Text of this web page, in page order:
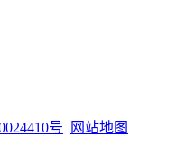
号 网站地图